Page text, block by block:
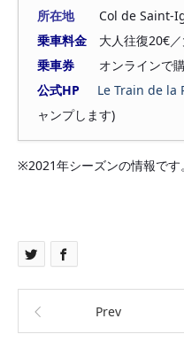
所在地Col de Saint-
乗車料金
大人往復20€
乗車券 オンラインで
公式HP
Le Train de la
ャンプします)
※2021年シーズンの情報です。
Prev